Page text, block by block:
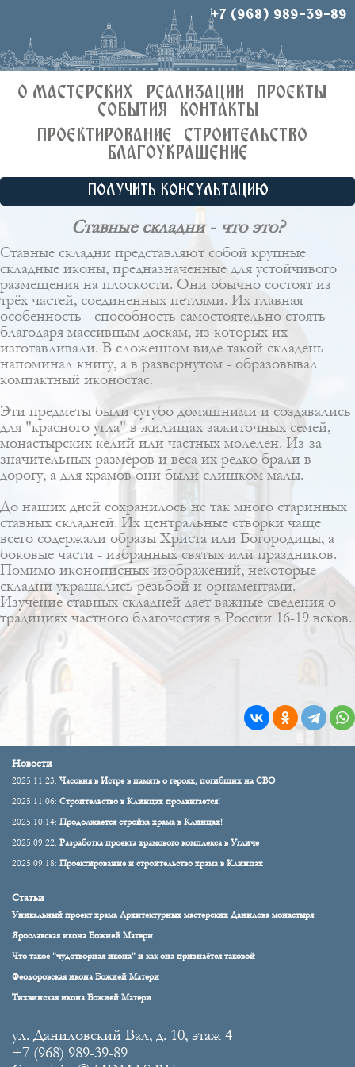
+7 (968) 989-39-89
О МАСТЕРСКИХ РЕАЛИЗАЦИИ
ПРОЕКТЫ
СОБЫТИЯ
КОНТАКТЫ
ПРОЕКТИРОВАНИЕ
СТРОИТЕЛЬСТВО
БЛАГОУКРАШЕНИЕ
ПОЛУЧИТЬ КОНСУЛЬТАЦИЮ
Ставные складни - что это?
Ставные складни представляют собой крупные
складные иконы, предназначенные для устойчивого
размещения на плоскости. Они обычно состоят из
трёх частей, соединенных петлями. Их главная
особенность - способность самостоятельно стоять
благодаря массивным доскам, из которых их
изготавливали. В сложенном виде такой складень
напоминал книгу, а в развернутом - образовывал
компактный иконостас.
Эти предметы были сугубо домашними и создавались
для "красного угла" в жилищах зажиточных семей,
монастырских келий или частных молелен. Из-за
значительных размеров и веса их редко брали в
дорогу, а для храмов они были слишком малы.
До наших дней сохранилось не так много старинных
ставных складней. Их центральные створки чаще
всего содержали образы Христа или Богородицы, а
боковые части - избранных святых или праздников.
Помимо иконописных изображений, некоторые
складни украшались резьбой и орнаментами.
Изучение ставных складней дает важные сведения о
традициях частного благочестия в России 16-19 веков.
Новости
2025.11.23: Часовня в Истре в память о героях, погибших на СВО
2025.11.06: Строительство в Клинцах продвигается!
2025.10.14: Продолжается стройка храма в Клинцах!
2025.09.22: Разработка проекта храмового комплекса в Угличе
2025.09.18: Проектирование и строительство храма в Клинцах
Статьи
Уникальный проект храма Архитектурных мастерских Данилова монастыря
Ярославская икона Божией Матери
Что такое "чудотворная икона" и как она признаётся таковой
Феодоровская икона Божией Матери
Тихвинская икона Божией Матери
ул. Даниловский Вал, д. 10, этаж 4
+7 (968) 989-39-89